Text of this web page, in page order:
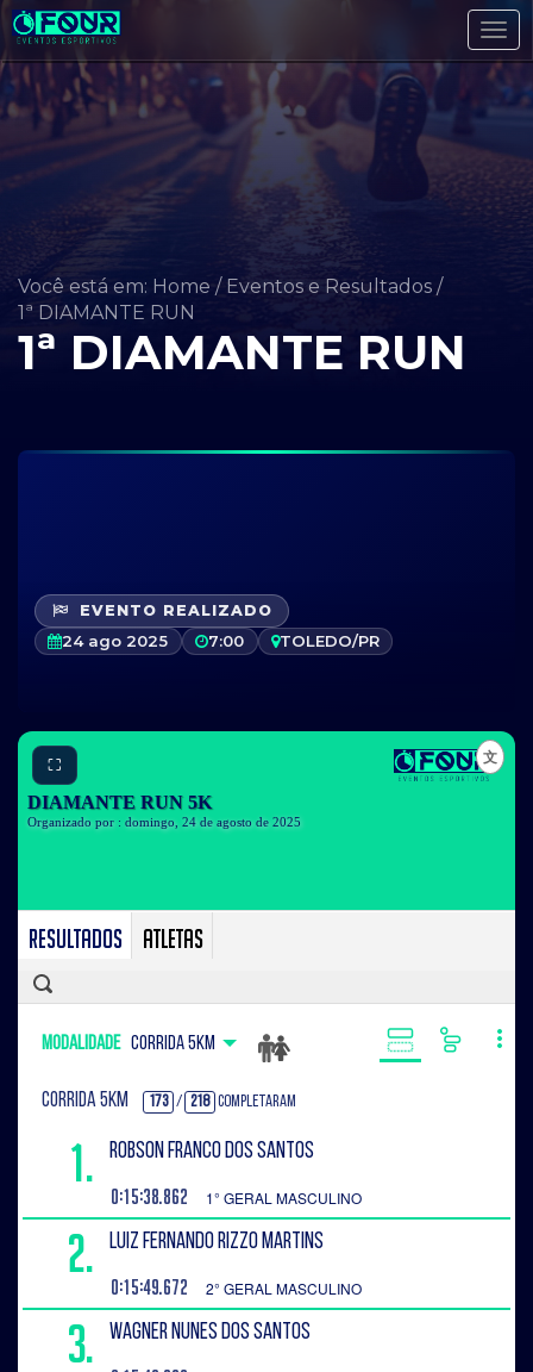
Você está em: Home / Eventos e Resultados /
1ª DIAMANTE RUN
1ª DIAMANTE RUN
EVENTO REALIZADO
24 ago 2025 7:00 TOLEDO/PR
⛶